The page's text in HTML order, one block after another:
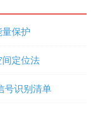
保护
间定位法
号识别清单